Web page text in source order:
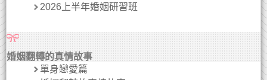
2026上半年婚姻研習班
婚姻翻轉的真情故事
單身戀愛篇